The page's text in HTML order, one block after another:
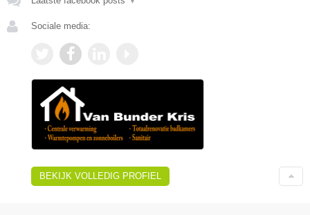
Sociale media:
BEKIJK VOLLEDIG PROFIEL